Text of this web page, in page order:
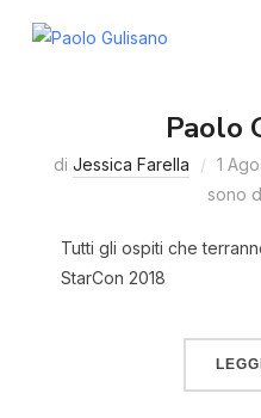
Paolo
di Jessica Farella 1
sono
Tutti gli ospiti che
StarCon 2018